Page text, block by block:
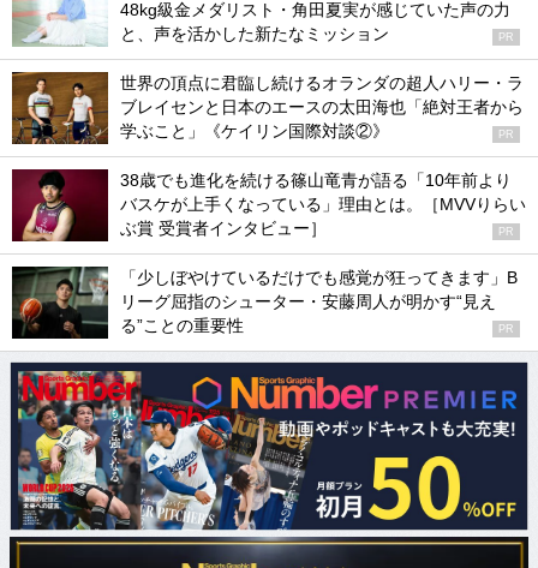
48kg級金メダリスト・角田夏実が感じていた声の力
と、声を活かした新たなミッション
PR
世界の頂点に君臨し続けるオランダの超人ハリー・ラ
ブレイセンと日本のエースの太田海也「絶対王者から
学ぶこと」《ケイリン国際対談②》
PR
38歳でも進化を続ける篠山竜青が語る「10年前より
バスケが上手くなっている」理由とは。［MVVりらい
ぶ賞 受賞者インタビュー］
PR
「少しぼやけているだけでも感覚が狂ってきます」B
リーグ屈指のシューター・安藤周人が明かす“見え
る”ことの重要性
PR